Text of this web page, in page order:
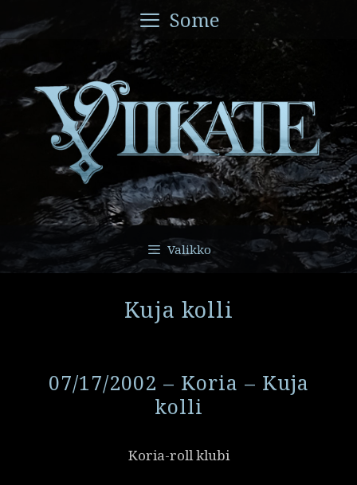
sisältöön
Some
Valikko
Kuja kolli
07/17/2002 – Koria – Kuja
kolli
Koria-roll klubi